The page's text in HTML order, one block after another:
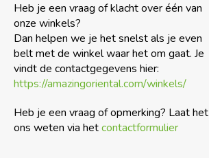
Heb je een vraag of klacht over één van
onze winkels?
Dan helpen we je het snelst als je even
belt met de winkel waar het om gaat. Je
vindt de contactgegevens hier:
https://amazingoriental.com/winkels/
Heb je een vraag of opmerking? Laat het
ons weten via hetcontactformulier